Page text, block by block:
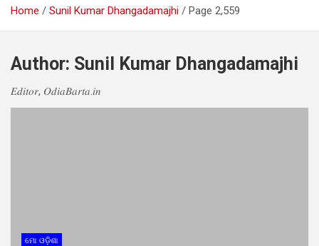
Home Sunil Kumar Dhangadamajhi Page 2,559
Author: Sunil Kumar Dhangadamajhi
𝐸𝑑𝑖𝑡𝑜𝑟, 𝑂𝑑𝑖𝑎𝐵𝑎𝑟𝑡𝑎.𝑖𝑛
ମୋ ଓଡ଼ିଶା